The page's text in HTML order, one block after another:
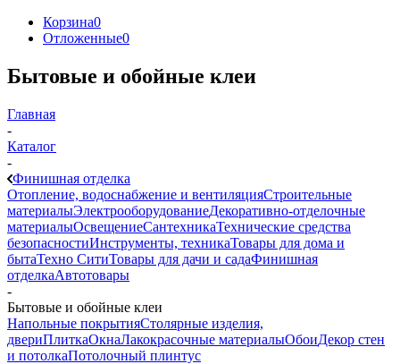
Корзина0
Отложенные0
Бытовые и обойные клеи
Главная
-
Каталог
-
Финишная отделка
Отопление, водоснабжение и вентиляцияСтроительные
материалыЭлектрооборудованиеДекоративно-отделочные
материалыОсвещениеСантехникаТехнические средства
безопасностиИнструменты, техникаТовары для дома и
бытаТехно СитиТовары для дачи и садаФинишная
отделкаАвтотовары
-
Бытовые и обойные клеи
Напольные покрытияСтолярные изделия,
двериПлиткаОкнаЛакокрасочные материалыОбоиДекор стен
и потолкаПотолочный плинтус